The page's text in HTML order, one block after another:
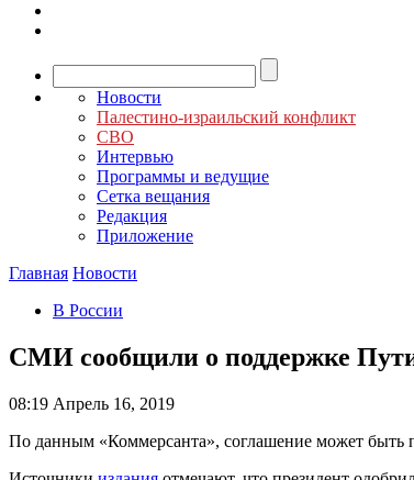
Новости
Палестино-израильский конфликт
СВО
Интервью
Программы и ведущие
Сетка вещания
Редакция
Приложение
Главная Новости
В России
СМИ сообщили о поддержке
08:19 Апрель 16, 2019
По данным «Коммерсанта», соглашение может быть